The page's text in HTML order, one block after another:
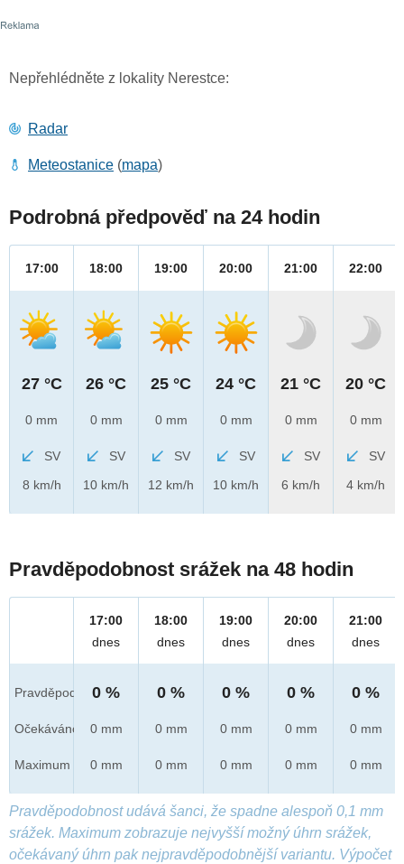
Nepřehlédněte z lokality Nerestce:
Radar
Meteostanice (mapa)
Podrobná předpověď na 24 hodin
17:00
27 °C
0 mm
SV
8 km/h
18:00
26 °C
0 mm
SV
10 km/h
19:00
25 °C
0 mm
SV
12 km/h
20:00
24 °C
0 mm
SV
10 km/h
21:00
21 °C
0 mm
SV
6 km/h
22:00
20 °C
0 mm
SV
4 km/h
Pravděpodobnost srážek na 48 hodin
Pravděpod.
Očekáváno
Maximum
17:00
dnes
0 %
0 mm
0 mm
18:00
dnes
0 %
0 mm
0 mm
19:00
dnes
0 %
0 mm
0 mm
20:00
dnes
0 %
0 mm
0 mm
21:00
dnes
0 %
0 mm
0 mm
Pravděpodobnost udává šanci, že spadne alespoň 0,1 mm
srážek. Maximum zobrazuje nejvyšší možný úhrn srážek,
očekávaný úhrn pak nejpravděpodobnější variantu. Výpočet